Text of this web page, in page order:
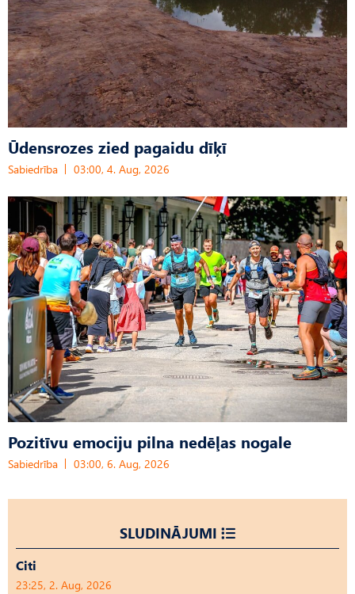
Ūdensrozes zied pagaidu dīķī
Sabiedrība 03:00, 4. Aug, 2026
Pozitīvu emociju pilna nedēļas nogale
Sabiedrība 03:00, 6. Aug, 2026
SLUDINĀJUMI
Citi
23:25, 2. Aug, 2026